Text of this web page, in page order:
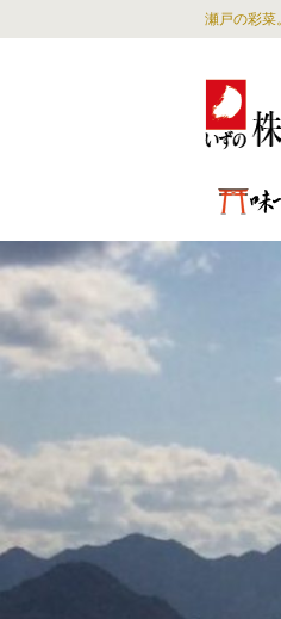
瀬戸の彩菜